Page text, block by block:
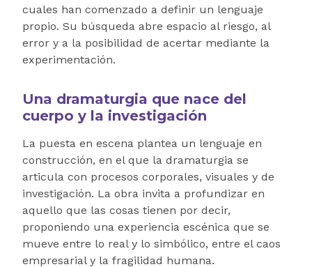
cuales han comenzado a definir un lenguaje
propio. Su búsqueda abre espacio al riesgo, al
error y a la posibilidad de acertar mediante la
experimentación.
Una dramaturgia que nace del
cuerpo y la investigación
La puesta en escena plantea un lenguaje en
construcción, en el que la dramaturgia se
articula con procesos corporales, visuales y de
investigación. La obra invita a profundizar en
aquello que las cosas tienen por decir,
proponiendo una experiencia escénica que se
mueve entre lo real y lo simbólico, entre el caos
empresarial y la fragilidad humana.